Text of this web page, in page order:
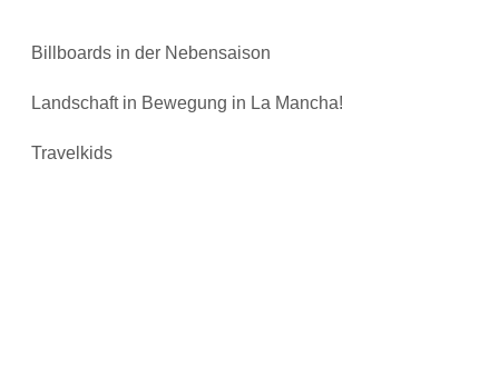
Billboards in der Nebensaison
Landschaft in Bewegung in La Mancha!
Travelkids